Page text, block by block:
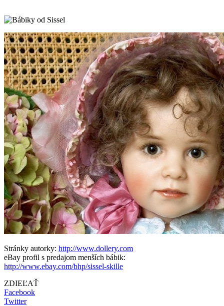
Stránky autorky: http://www.dollery.com
eBay profil s predajom menších bábik:
http://www.ebay.com/bhp/sissel-skille
ZDIEĽAŤ
Facebook
Twitter